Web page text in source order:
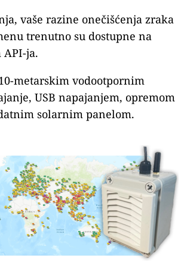
vaše razine onečišćenja zraka
trenutno su dostupne na
ja.
metarskim vodootpornim
USB napajanjem, opremom
solarnim panelom.